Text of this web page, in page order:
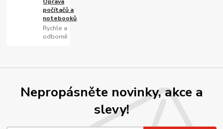
počítačů a
notebooků
Rychle a
odborně
Nepropásněte novinky, akce a
slevy!